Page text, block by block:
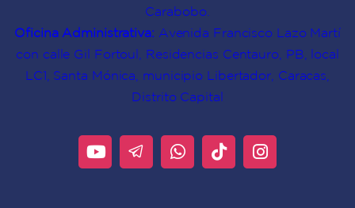
Carabobo.
Oficina Administrativa: Avenida Francisco Lazo Martí
con calle Gil Fortoul, Residencias Centauro, PB, local
LC1, Santa Mónica, municipio Libertador, Caracas,
Distrito Capital